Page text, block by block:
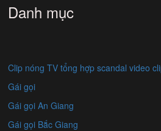
Danh mục
Clip nóng TV tổng hợp scandal video
Gái gọi
Gái gọi An Giang
Gái gọi Bắc Giang